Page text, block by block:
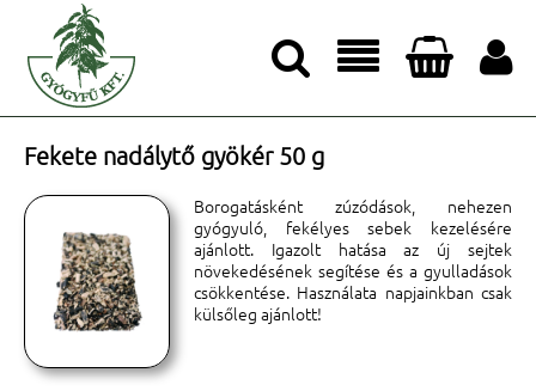




Fekete nadálytő gyökér 50 g
Borogatásként zúzódások, nehezen
gyógyuló, fekélyes sebek kezelésére
ajánlott. Igazolt hatása az új sejtek
növekedésének segítése és a gyulladások
csökkentése. Használata napjainkban csak
külsőleg ajánlott!